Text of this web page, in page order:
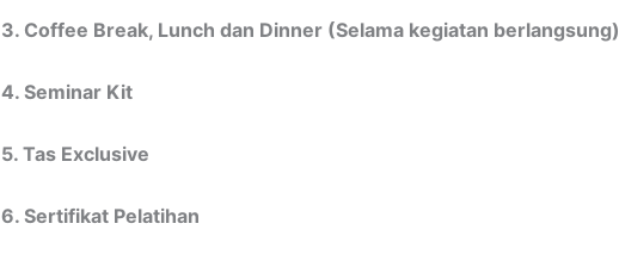
3. Coffee Break, Lunch dan Dinner (Selama kegiatan berlangsung)
4. Seminar Kit
5. Tas Exclusive
6. Sertifikat Pelatihan